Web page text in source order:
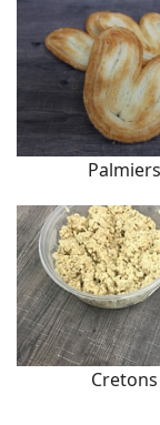
Palmiers
Cretons